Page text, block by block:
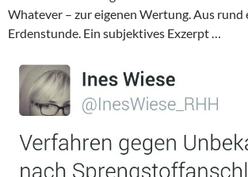
Whatever – zur eigenen Wertung. Aus
Erdenstunde. Ein subjektives Exzerpt …